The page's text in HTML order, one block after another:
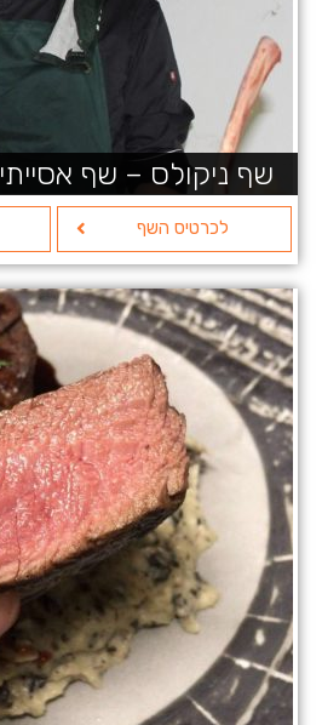
שף ניקולס – שף אסייתי
לכרטיס השף